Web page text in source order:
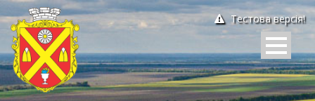
Тестова версія!